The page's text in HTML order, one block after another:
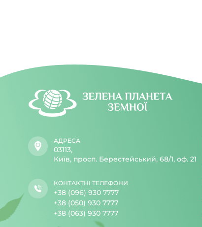
АДРЕСА
03113,
Київ, просп. Берестейський, 68/1, оф. 21
КОНТАКТНІ ТЕЛЕФОНИ
+38 (096) 930 7777
+38 (050) 930 7777
+38 (063) 930 7777